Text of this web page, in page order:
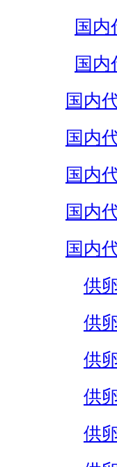
国内
国内
国内
国内
国内
国内
国内
供
供
供
供
供